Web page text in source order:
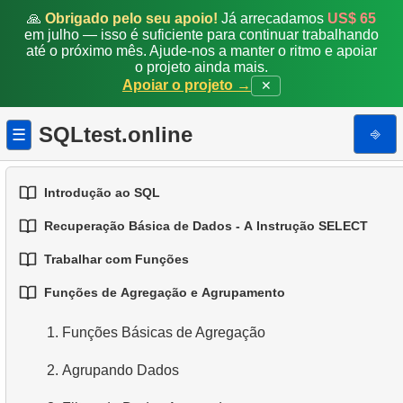
🙏 Obrigado pelo seu apoio! Já arrecadamos US$ 65
em julho — isso é suficiente para continuar trabalhando
até o próximo mês. Ajude-nos a manter o ritmo e apoiar
o projeto ainda mais.
Apoiar o projeto →
✕
☰ SQLtest.online ⎆
Introdução ao SQL
1.Introdução a Bases de Dados
Tipos de Bases de Dados
Tipos de Dados Básicos
Recuperação Básica de Dados - A Instrução SELECT
1.Selecionando Dados de uma Tabela
Filtragem de Dados
3. Combinando Múltiplas Condições
4. Alias para Colunas
Trabalhar com Funções
1.Funções SQL Integradas
2. Funções Comuns de String
3. Funções Matemáticas Comuns
Funções de Agregação e Agrupamento
1. Funções Básicas de Agregação
2. Agrupando Dados